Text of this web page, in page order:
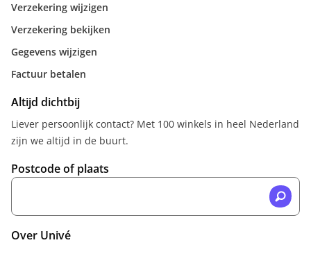
Verzekering wijzigen
Verzekering bekijken
Gegevens wijzigen
Factuur betalen
Altijd dichtbij
Liever persoonlijk contact? Met 100 winkels in heel Nederland
zijn we altijd in de buurt.
Postcode of plaats
Over Univé